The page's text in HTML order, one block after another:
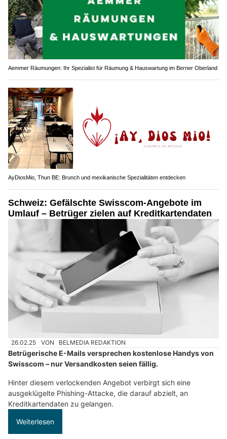
Aemmer Räumungen: Ihr Spezialist für Räumung & Hauswartung im Berner Oberland
AyDiosMio, Thun BE: Brunch und mexikanische Spezialitäten entdecken
Schweiz: Gefälschte Swisscom-Angebote im
Umlauf – Betrüger zielen auf Kreditkartendaten
26.02.25 VON BELMEDIA REDAKTION
Betrügerische E-Mails versprechen kostenlose Handys von
Swisscom – nur Versandkosten seien fällig.
Hinter diesem verlockenden Angebot verbirgt sich eine
ausgeklügelte Phishing-Attacke, die darauf abzielt, an
Kreditkartendaten zu gelangen.
Weiterlesen